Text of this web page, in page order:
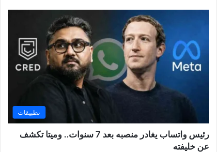
تطبيقات
رئيس واتساب يغادر منصبه بعد 7 سنوات.. وميتا تكشف
عن خليفته